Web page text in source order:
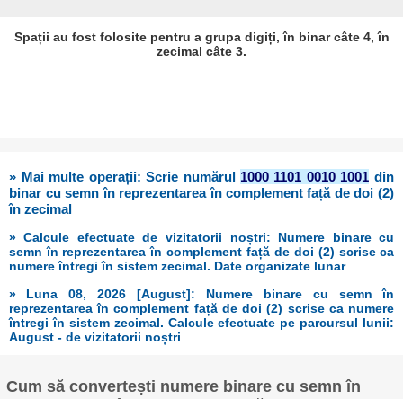
Spații au fost folosite pentru a grupa digiți, în binar câte 4, în
zecimal câte 3.
» Mai multe operații: Scrie numărul 1000 1101 0010 1001 din
binar cu semn în reprezentarea în complement față de doi (2)
în zecimal
» Calcule efectuate de vizitatorii noștri: Numere binare cu
semn în reprezentarea în complement față de doi (2) scrise ca
numere întregi în sistem zecimal. Date organizate lunar
» Luna 08, 2026 [August]: Numere binare cu semn în
reprezentarea în complement față de doi (2) scrise ca numere
întregi în sistem zecimal. Calcule efectuate pe parcursul lunii:
August - de vizitatorii noștri
Cum să convertești numere binare cu semn în